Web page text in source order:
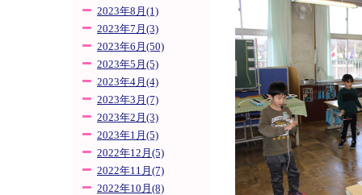
2023年8月(1)
2023年7月(3)
2023年6月(50)
2023年5月(5)
2023年4月(4)
2023年3月(7)
2023年2月(3)
2023年1月(5)
2022年12月(5)
2022年11月(7)
2022年10月(8)